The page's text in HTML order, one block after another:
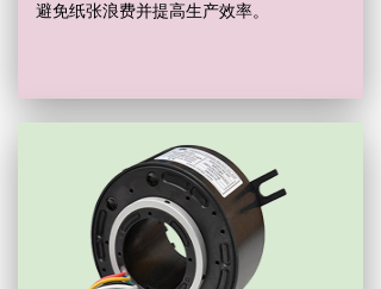
避免纸张浪费并提高生产效率。